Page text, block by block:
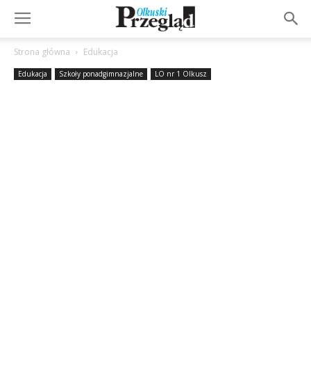
Strona główna Edukacja
Edukacja Szkoły ponadgimnazjalne LO nr 1 Olkusz